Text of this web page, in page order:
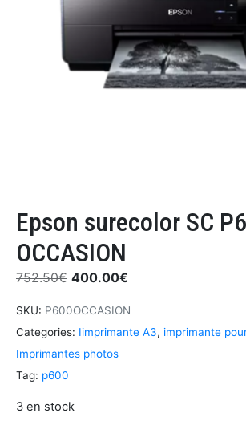
Epson surecolor SC
OCCASION
752.50€ 400.00€
SKU: P600OCCASION
Categories: Iimprimante A3, imprimante
Imprimantes photos
Tag: p600
3 en stock